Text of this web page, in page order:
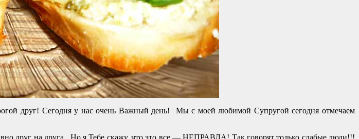
друг! Сегодня у нас очень Важный день! Мы с моей любимой Супругой сегодня отмечаем